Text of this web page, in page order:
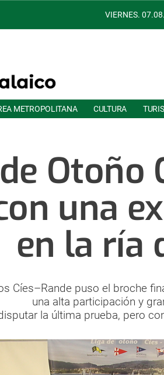
VIERNES.
METROPOLITANA CULTURA
Otoño
una
en la ría
Cíes–Rande puso el broche
una alta participación y
la última prueba, pero